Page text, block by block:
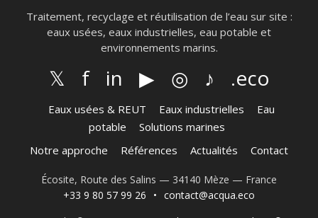
Traitement, recyclage et réutilisation de l’eau sur site :
eaux usées, eaux industrielles, eau potable et
environnements marins.
𝕏 f in ▶ ◎ ♪ .eco
Eaux usées & REUT Eaux industrielles
Eau
potable
Solutions marines
Notre approche
Références Actualités Contact
Écosite, Route des Salins — 34140 Mèze — France
+33 9 80 57 99 26
• contact@acqua.eco